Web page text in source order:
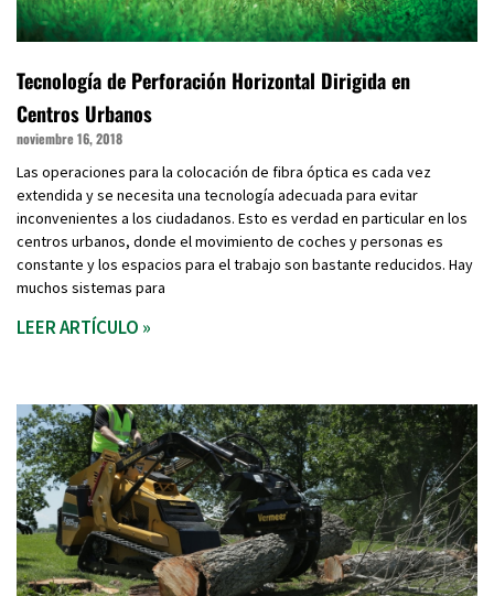
Tecnología de Perforación Horizontal Dirigida en
Centros Urbanos
noviembre 16, 2018
Las operaciones para la colocación de fibra óptica es cada vez
extendida y se necesita una tecnología adecuada para evitar
inconvenientes a los ciudadanos. Esto es verdad en particular en los
centros urbanos, donde el movimiento de coches y personas es
constante y los espacios para el trabajo son bastante reducidos. Hay
muchos sistemas para
LEER ARTÍCULO »